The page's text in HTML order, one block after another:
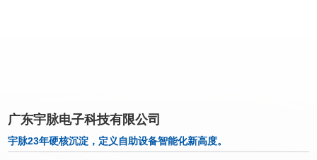
广东宇脉电子科技有限公司
宇脉23年硬核沉淀，定义自助设备智能化新高度。